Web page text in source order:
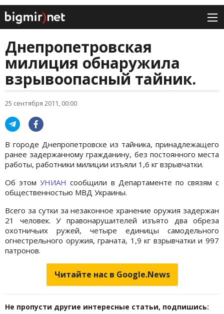
Днепропетровская
милиция обнаружила
взрывоопасный тайник.
25 сентября 2011, 00:00
В городе Днепропетровске из тайника, принадлежащего
ранее задержанному гражданину, без постоянного места
работы, работники милиции изъяли 1,6 кг взрывчатки.
Об этомУНИАН сообщили в Департаменте по связям с
общественностью МВД Украины.
Всего за сутки за незаконное хранение оружия задержан
21 человек. У правонарушителей изъято два обреза
охотничьих ружей, четыре единицы самодельного
огнестрельного оружия, граната, 1,9 кг взрывчатки и 997
патронов.
Читайте нас в Google.News
Не пропусти другие интересные статьи, подпишись: